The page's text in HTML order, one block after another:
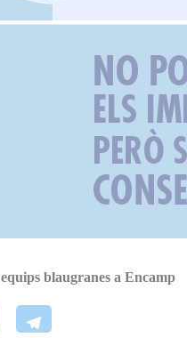
blaugranes a Encamp